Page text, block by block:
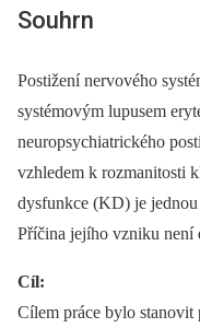
Souhrn
Postižení nervového
systémovým lupusem
neuropsychiatrického
vzhledem k rozmanitosti
dysfunkce (KD) je
Příčina jejího vzniku není
Cíl:
Cílem práce bylo